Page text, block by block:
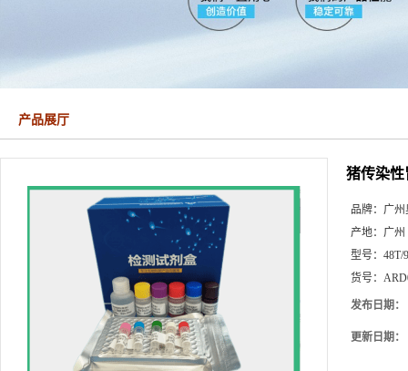
产品展厅
猪传染
品牌： 广州
产地： 广州
型号： 48T/
货号：
发布日期：
更新日期：